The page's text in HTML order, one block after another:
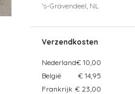
's-Gravendeel, NL
Verzendkosten
Nederland€ 10,00
België
€ 14,95
Frankrijk € 23,00